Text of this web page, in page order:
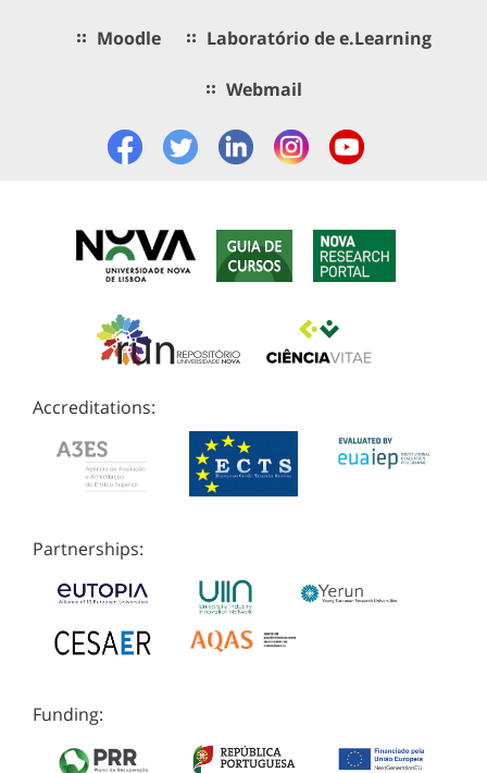
Moodle Laboratório de e.Learning
Webmail
Accreditations:
Partnerships:
Funding: